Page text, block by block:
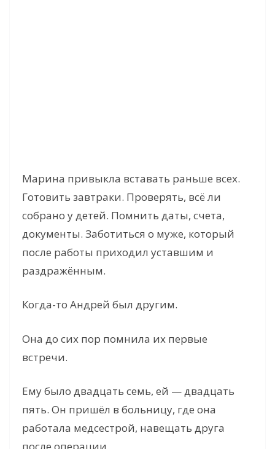
Марина привыкла вставать раньше всех.
Готовить завтраки. Проверять, всё ли
собрано у детей. Помнить даты, счета,
документы. Заботиться о муже, который
после работы приходил уставшим и
раздражённым.
Когда-то Андрей был другим.
Она до сих пор помнила их первые
встречи.
Ему было двадцать семь, ей — двадцать
пять. Он пришёл в больницу, где она
работала медсестрой, навещать друга